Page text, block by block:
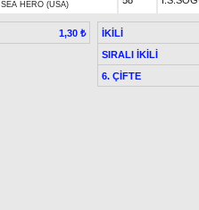
SEA HERO (USA)
1,30 ₺
İKİLİ
SIRALI İKİLİ
6. ÇİFTE